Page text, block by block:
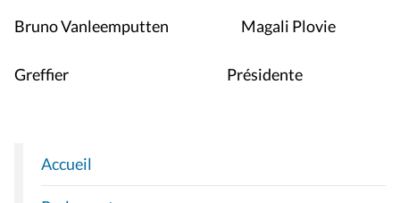
Bruno Vanleemputten Magali Plovie
Greffier Présidente
N
A
Accueil